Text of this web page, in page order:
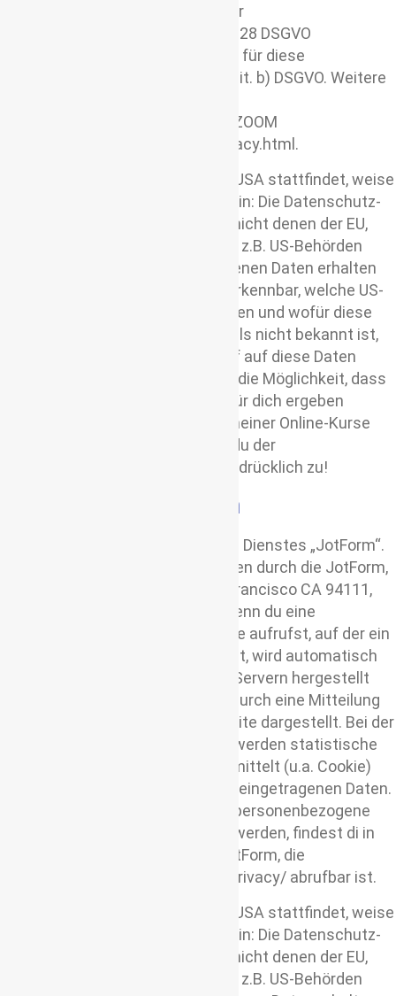
haben mit ZOOM einen Vertrag zur
Auftragsverarbeitung gemäß Art. 28 DSGVO
abgeschlossen. Rechtsgrundlage für diese
Verarbeitung ist Art. 6 Abs. 1 S. 1 lit. b) DSGVO. Weitere
Datenschutzbestimmungen von ZOOM
unter https://zoom.us/de-de/privacy.html.
Da eine Datenübermittlung in die USA stattfindet, weise
ich insbesondere auf Folgendes hin: Die Datenschutz-
Standards der USA entsprechen nicht denen der EU,
weshalb das Risiko besteht, dass z.B. US-Behörden
Zugriff auf deine personenbezogenen Daten erhalten
können. Dabei ist für mich nicht erkennbar, welche US-
Behörden auf deine Daten zugreifen und wofür diese
Daten verwendet werden. Ebenfalls nicht bekannt ist,
wie lange die US-Behörden Zugriff auf diese Daten
haben. Es besteht letztlich daher die Möglichkeit, dass
sich daraus eventuell Nachteile für dich ergeben
können. Wenn du dich zu einem meiner Online-Kurse
über ZOOM anmeldest, stimmst du der
Datenübermittlung in die USA ausdrücklich zu!
Nutzung von Jotform
Ich nutze teilweise Formulare des Dienstes „JotForm“.
Der Dienst „JotForm“ wird betrieben durch die JotForm,
Inc. 111 Pine St. Suite 1815 San Francisco CA 94111,
USA (im Folgenden „JotForm“). Wenn du eine
Internetseite auf meiner Webseite aufrufst, auf der ein
JotForm-Formular eingebunden ist, wird automatisch
eine Verbindung zu den JotForm-Servern hergestellt
und das eingebundene Formular durch eine Mitteilung
an deinen Browser auf der Webseite dargestellt. Bei der
Nutzung des JotForm Formulars werden statistische
Nutzungsdaten an JotForm übermittelt (u.a. Cookie)
sowie die in dem Formular von dir eingetragenen Daten.
Weitere Informationen dazu, wie personenbezogene
Daten durch JotForm verwendet werden, findest di in
der Datenschutzerklärung von JotForm, die
unter https://www.jotform.com/privacy/ abrufbar ist.
Da eine Datenübermittlung in die USA stattfindet, weise
ich insbesondere auf Folgendes hin: Die Datenschutz-
Standards der USA entsprechen nicht denen der EU,
weshalb das Risiko besteht, dass z.B. US-Behörden